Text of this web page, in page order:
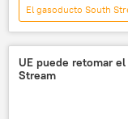
El gasoducto South
Dmitri Peskov
South Stream
Rusia
UE puede retomar
Stream